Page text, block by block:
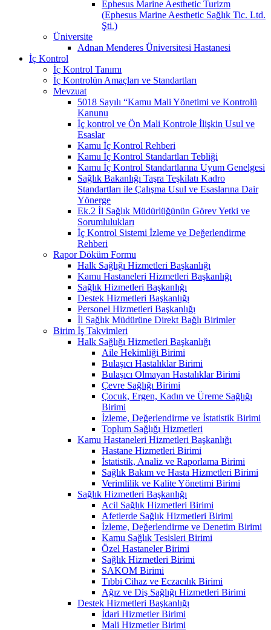
Ephesus Marine Aesthetic Turizm
(Ephesus Marine Aesthetic Sağlık Tic. Ltd.
Şti.)
Üniversite
Adnan Menderes Üniversitesi Hastanesi
İç Kontrol
İç Kontrol Tanımı
İç Kontrolün Amaçları ve Standartları
Mevzuat
5018 Sayılı “Kamu Mali Yönetimi ve Kontrolü
Kanunu
İç kontrol ve Ön Mali Kontrole İlişkin Usul ve
Esaslar
Kamu İç Kontrol Rehberi
Kamu İç Kontrol Standartları Tebliği
Kamu İç Kontrol Standartlarına Uyum Genelgesi
Sağlık Bakanlığı Taşra Teşkilatı Kadro
Standartları ile Çalışma Usul ve Esaslarına Dair
Yönerge
Ek.2 İl Sağlık Müdürlüğünün Görev Yetki ve
Sorumlulukları
İç Kontrol Sistemi İzleme ve Değerlendirme
Rehberi
Rapor Döküm Formu
Halk Sağlığı Hizmetleri Başkanlığı
Kamu Hastaneleri Hizmetleri Başkanlığı
Sağlık Hizmetleri Başkanlığı
Destek Hizmetleri Başkanlığı
Personel Hizmetleri Başkanlığı
İl Sağlık Müdürüne Direkt Bağlı Birimler
Birim İş Takvimleri
Halk Sağlığı Hizmetleri Başkanlığı
Aile Hekimliği Birimi
Bulaşıcı Hastalıklar Birimi
Bulaşıcı Olmayan Hastalıklar Birimi
Çevre Sağlığı Birimi
Çocuk, Ergen, Kadın ve Üreme Sağlığı
Birimi
İzleme, Değerlendirme ve İstatistik Birimi
Toplum Sağlığı Hizmetleri
Kamu Hastaneleri Hizmetleri Başkanlığı
Hastane Hizmetleri Birimi
İstatistik, Analiz ve Raporlama Birimi
Sağlık Bakım ve Hasta Hizmetleri Birimi
Verimlilik ve Kalite Yönetimi Birimi
Sağlık Hizmetleri Başkanlığı
Acil Sağlık Hizmetleri Birimi
Afetlerde Sağlık Hizmetleri Birimi
İzleme, Değerlendirme ve Denetim Birimi
Kamu Sağlık Tesisleri Birimi
Özel Hastaneler Birimi
Sağlık Hizmetleri Birimi
SAKOM Birimi
Tıbbi Cihaz ve Eczacılık Birimi
Ağız ve Diş Sağlığı Hizmetleri Birimi
Destek Hizmetleri Başkanlığı
İdari Hizmetler Birimi
Mali Hizmetler Birimi